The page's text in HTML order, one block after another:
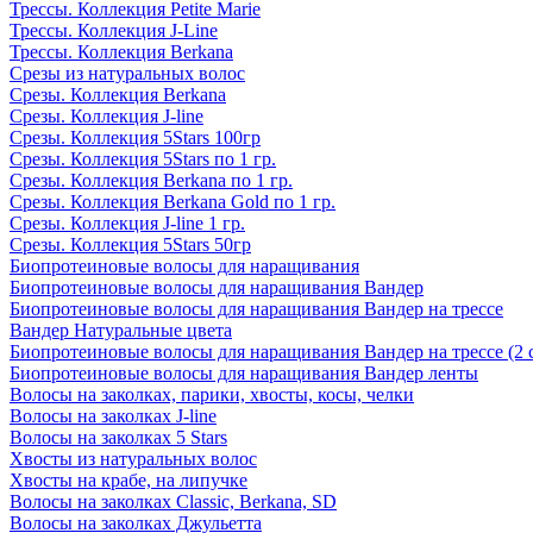
Трессы. Коллекция Petite Marie
Трессы. Коллекция J-Line
Трессы. Коллекция Berkana
Срезы из натуральных волос
Срезы. Коллекция Berkana
Срезы. Коллекция J-line
Срезы. Коллекция 5Stars 100гр
Срезы. Коллекция 5Stars по 1 гр.
Срезы. Коллекция Berkana по 1 гр.
Срезы. Коллекция Berkana Gold по 1 гр.
Срезы. Коллекция J-line 1 гр.
Срезы. Коллекция 5Stars 50гр
Биопротеиновые волосы для наращивания
Биопротеиновые волосы для наращивания Вандер
Биопротеиновые волосы для наращивания Вандер на трессе
Вандер Натуральные цвета
Биопротеиновые волосы для наращивания Вандер на трессе (2
Биопротеиновые волосы для наращивания Вандер ленты
Волосы на заколках, парики, хвосты, косы, челки
Волосы на заколках J-line
Волосы на заколках 5 Stars
Хвосты из натуральных волос
Хвосты на крабе, на липучке
Волосы на заколках Classic, Berkana, SD
Волосы на заколках Джульетта